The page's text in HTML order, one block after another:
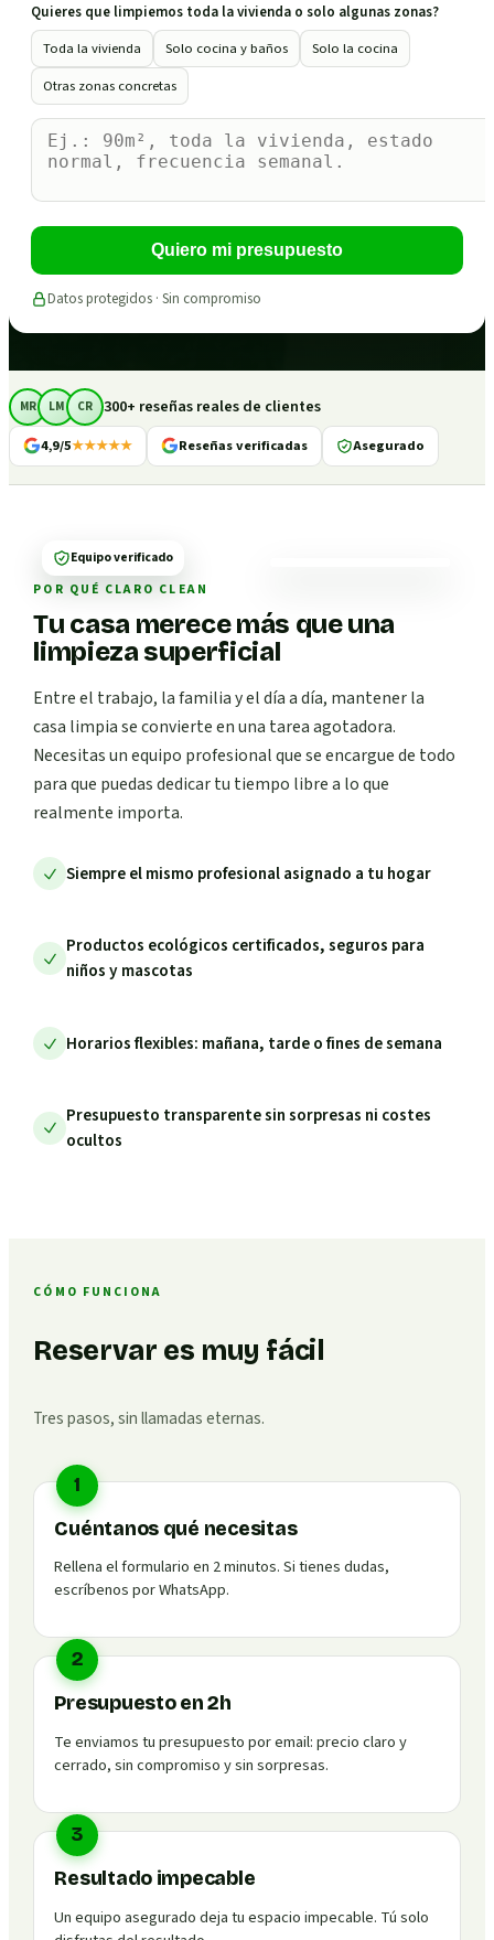
Quieres que limpiemos toda la vivienda o solo algunas zonas?
Toda la vivienda
Solo cocina y baños
Solo la cocina
Otras zonas concretas
Quiero mi presupuesto
Datos protegidos · Sin compromiso
MR LM CR 300+ reseñas reales de clientes
4,9/5★★★★★ Reseñas verificadas Asegurado
POR QUÉ CLARO CLEAN
Tu casa merece más que una
limpieza superficial
Entre el trabajo, la familia y el día a día, mantener la
casa limpia se convierte en una tarea agotadora.
Necesitas un equipo profesional que se encargue de todo
para que puedas dedicar tu tiempo libre a lo que
realmente importa.
Siempre el mismo profesional asignado a tu hogar
Productos ecológicos certificados, seguros para
niños y mascotas
Horarios flexibles: mañana, tarde o fines de semana
Presupuesto transparente sin sorpresas ni costes
ocultos
Equipo verificado
CÓMO FUNCIONA
Reservar es muy fácil
Tres pasos, sin llamadas eternas.
1
Cuéntanos qué necesitas
Rellena el formulario en 2 minutos. Si tienes dudas,
escríbenos por WhatsApp.
2
Presupuesto en 2h
Te enviamos tu presupuesto por email: precio claro y
cerrado, sin compromiso y sin sorpresas.
3
Resultado impecable
Un equipo asegurado deja tu espacio impecable. Tú solo